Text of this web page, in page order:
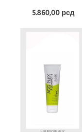
5.860,00 рсд